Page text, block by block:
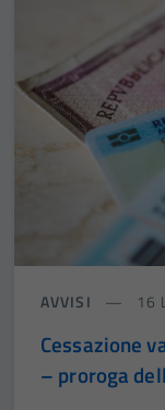
AVVISI 16
Cessazione
– proroga